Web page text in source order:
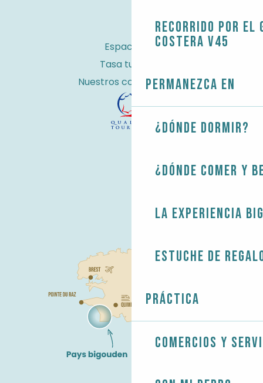
Recorrido por el
costera V45
Permanezca en
¿Dónde dormir?
¿Dónde comer y
La experiencia
Estuche de
Práctica
Comercios y
Espacio Pro
Tasa turística
Nuestros compromisos